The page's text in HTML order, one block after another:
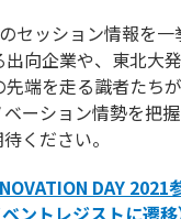
セッション情報を一
向企業や、東北大
先端を走る識者たち
ーション情勢を把
ください。
DAY 2021